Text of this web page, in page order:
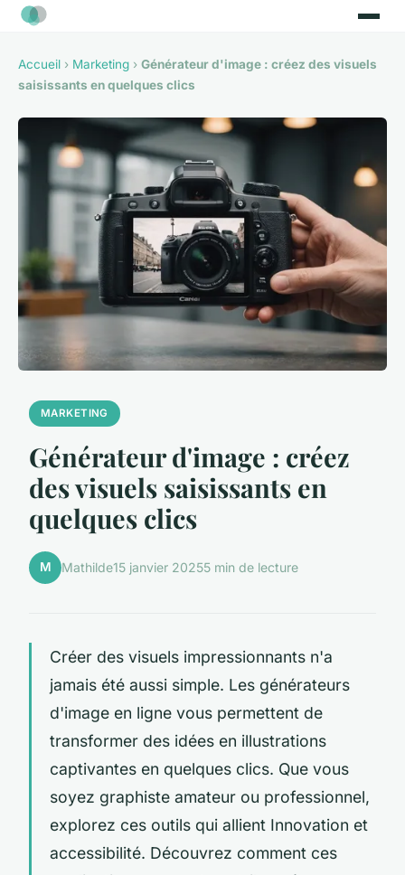
Accueil › Marketing › Générateur d'image : créez des visuels
saisissants en quelques clics
MARKETING
Générateur d'image : créez
des visuels saisissants en
quelques clics
M Mathilde15 janvier 20255 min de lecture
Créer des visuels impressionnants n'a
jamais été aussi simple. Les générateurs
d'image en ligne vous permettent de
transformer des idées en illustrations
captivantes en quelques clics. Que vous
soyez graphiste amateur ou professionnel,
explorez ces outils qui allient Innovation et
accessibilité. Découvrez comment ces